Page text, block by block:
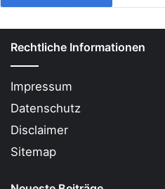
Rechtliche Informationen
Impressum
Datenschutz
Disclaimer
Sitemap